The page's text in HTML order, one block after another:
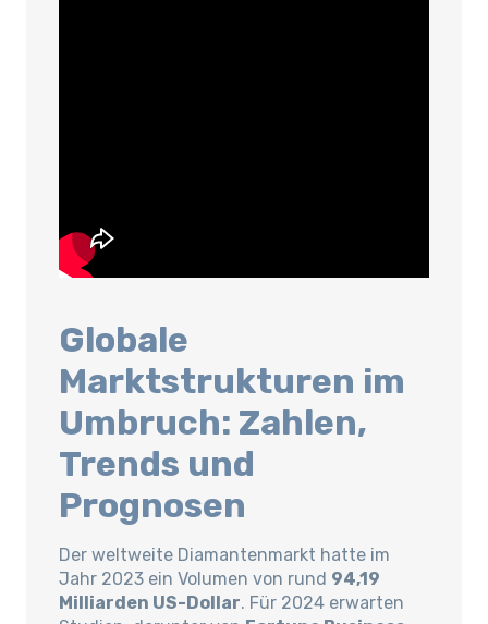
Globale
Marktstrukturen im
Umbruch: Zahlen,
Trends und
Prognosen
Der weltweite Diamantenmarkt hatte im
Jahr 2023 ein Volumen von rund 94,19
Milliarden US-Dollar. Für 2024 erwarten